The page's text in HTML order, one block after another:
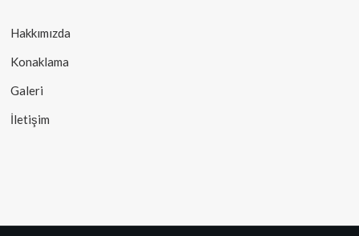
Hakkımızda
Konaklama
Galeri
İletişim